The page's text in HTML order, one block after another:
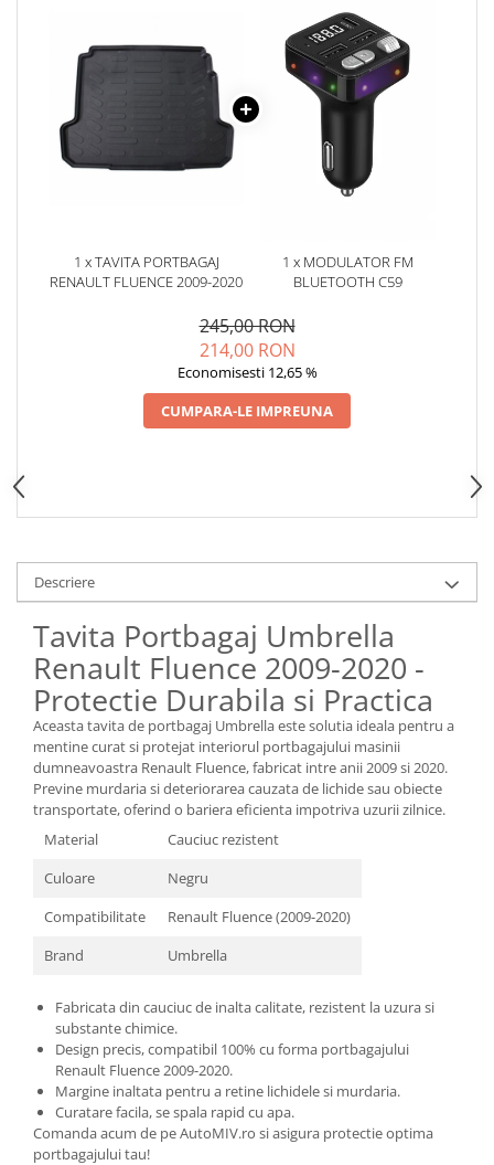
Accesorii Camioane
Lampi si Proiectoare Camion
Marcaje si Echipamente de
Siguranta
Echipamente ADR si Utilitare
Aditivi Ulei Motor
Aditivi DPF, Sistem Racire si
Antigel
Spray Curatare Frane
Lubrifianti si Spray-uri de Curatare
Vopsitorie, Chituri si Adezivi
Curatare si Detailing Exterior
Articole Auto Sezoniere
Produse de Iarna
Cabluri Pornire
Produse de Vara
Blog
1 x TAVITA PORTBAGAJ
RENAULT FLUENCE 2009-2020
1 x MODULATOR FM
BLUETOOTH C59
245,00 RON
214,00 RON
Economisesti 12,65 %
CUMPARA-LE IMPREUNA
Descriere
Tavita Portbagaj Umbrella
Renault Fluence 2009-2020 -
Protectie Durabila si Practica
Aceasta tavita de portbagaj Umbrella este solutia ideala pentru a
mentine curat si protejat interiorul portbagajului masinii
dumneavoastra Renault Fluence, fabricat intre anii 2009 si 2020.
Previne murdaria si deteriorarea cauzata de lichide sau obiecte
transportate, oferind o bariera eficienta impotriva uzurii zilnice.
Material
Cauciuc rezistent
Culoare
Negru
Compatibilitate
Renault Fluence (2009-2020)
Brand
Umbrella
Fabricata din cauciuc de inalta calitate, rezistent la uzura si
substante chimice.
Design precis, compatibil 100% cu forma portbagajului
Renault Fluence 2009-2020.
Margine inaltata pentru a retine lichidele si murdaria.
Curatare facila, se spala rapid cu apa.
Comanda acum de pe AutoMIV.ro si asigura protectie optima
portbagajului tau!